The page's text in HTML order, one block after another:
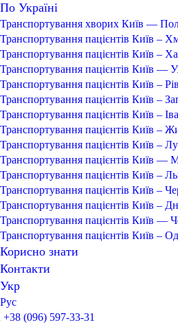
По Україні
Транспортування хворих Київ —
Транспортування пацієнтів Київ –
Транспортування пацієнтів Київ –
Транспортування пацієнтів Київ —
Транспортування пацієнтів Київ –
Транспортування пацієнтів Київ –
Транспортування пацієнтів Київ –
Транспортування пацієнтів Київ –
Транспортування пацієнтів Київ –
Транспортування пацієнтів Київ —
Транспортування пацієнтів Київ –
Транспортування пацієнтів Київ –
Транспортування пацієнтів Київ –
Транспортування пацієнтів Київ —
Транспортування пацієнтів Київ –
Корисно знати
Контакти
Укр
Рус
+38 (096) 597-33-31